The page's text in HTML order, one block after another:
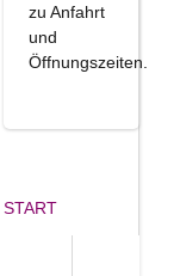
zu Anfahrt
und
Öffnungszeiten.
START